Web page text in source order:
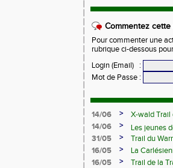
Commentez cette
Pour commenter une
rubrique ci-dessous
Login (Email)
:
Mot de Passe :
14/06 >
X-wald Trail
14/06
>
Les jeunes
Samedi 13
31/05 >
Trail du
16/05
>
La
16/05
>
Trail de la